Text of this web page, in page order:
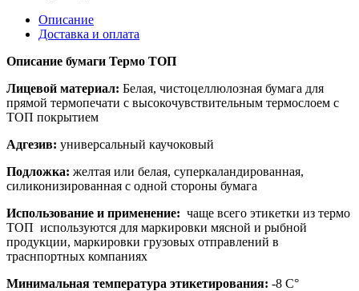
Описание
Доставка и оплата
Описание бумаги Термо ТОП
Лицевой материал: Белая, чистоцеллюлозная бумага для
прямой термопечати с высокочувствительным термослоем с
ТОП покрытием
Адгезив: универсальный каучоковый
Подложка: желтая или белая, суперкаландированная,
силиконизированная с одной стороны бумага
Использование и применение: чаще всего этикетки из термо
ТОП используются для маркировки мясной и рыбной
продукции, маркировки грузовых отправлений в
траснпортных компаниях
Минимальная температура этикетирования: -8 С°